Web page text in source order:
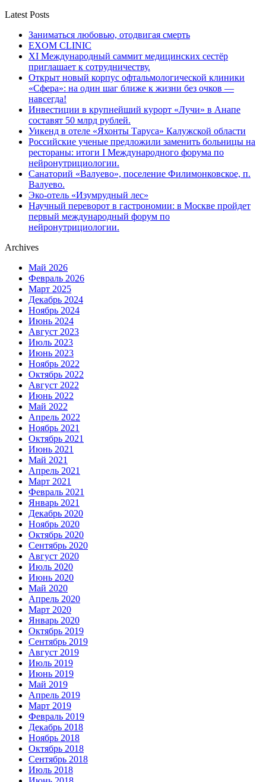
Latest Posts
Заниматься любовью, отодвигая смерть
EXOM CLINIC
XI Международный саммит медицинских сестёр
приглашает к сотрудничеству.
Открыт новый корпус офтальмологической клиники
«Сфера»: на один шаг ближе к жизни без очков —
навсегда!
Инвестиции в крупнейший курорт «Лучи» в Анапе
составят 50 млрд рублей.
Уикенд в отеле «Яхонты Таруса» Калужской области
Российские ученые предложили заменить больницы на
рестораны: итоги I Международного форума по
нейронутрициологии.
Санаторий «Валуево», поселение Филимонковское, п.
Валуево.
Эко-отель «Изумрудный лес»
Научный переворот в гастрономии: в Москве пройдет
первый международный форум по
нейронутрициологии.
Archives
Май 2026
Февраль 2026
Март 2025
Декабрь 2024
Ноябрь 2024
Июнь 2024
Август 2023
Июль 2023
Июнь 2023
Ноябрь 2022
Октябрь 2022
Август 2022
Июнь 2022
Май 2022
Апрель 2022
Ноябрь 2021
Октябрь 2021
Июнь 2021
Май 2021
Апрель 2021
Март 2021
Февраль 2021
Январь 2021
Декабрь 2020
Ноябрь 2020
Октябрь 2020
Сентябрь 2020
Август 2020
Июль 2020
Июнь 2020
Май 2020
Апрель 2020
Март 2020
Январь 2020
Октябрь 2019
Сентябрь 2019
Август 2019
Июль 2019
Июнь 2019
Май 2019
Апрель 2019
Март 2019
Февраль 2019
Декабрь 2018
Ноябрь 2018
Октябрь 2018
Сентябрь 2018
Июль 2018